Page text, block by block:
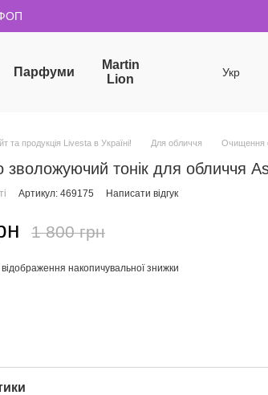
ФОП
Парфуми
Martin
Lion
Укр
та продукція Livesta в Україні! Для обличчя Очищення
зволожуючий тонік для обличчя
Артикул: 469175 Написати відгук
1 800 грн
накопичувальної знижки